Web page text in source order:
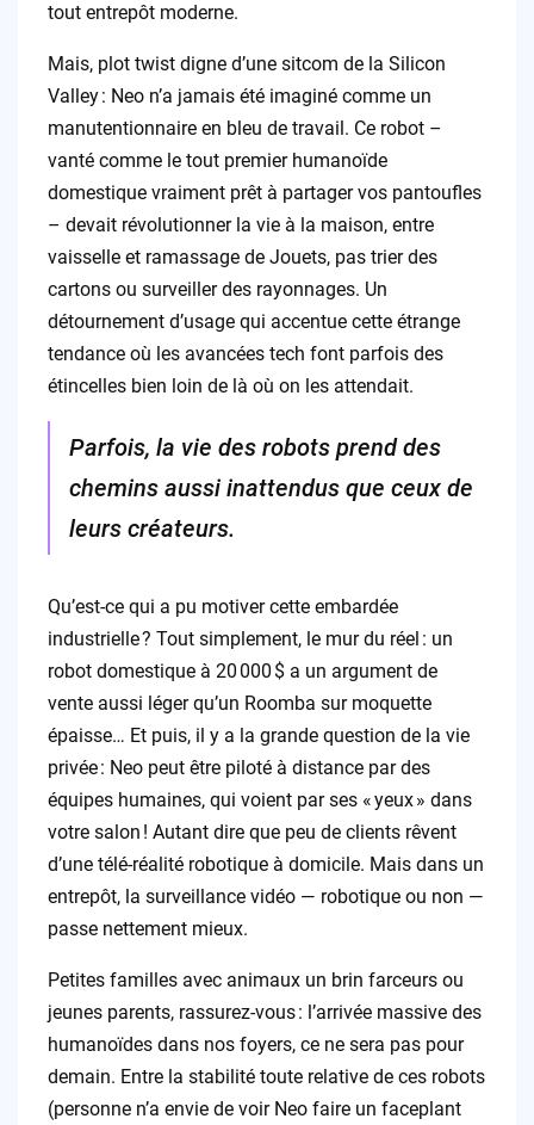
tout entrepôt moderne.
Mais, plot twist digne d’une sitcom de la Silicon
Valley : Neo n’a jamais été imaginé comme un
manutentionnaire en bleu de travail. Ce robot –
vanté comme le tout premier humanoïde
domestique vraiment prêt à partager vos pantoufles
– devait révolutionner la vie à la maison, entre
vaisselle et ramassage de Jouets, pas trier des
cartons ou surveiller des rayonnages. Un
détournement d’usage qui accentue cette étrange
tendance où les avancées tech font parfois des
étincelles bien loin de là où on les attendait.
Parfois, la vie des robots prend des
chemins aussi inattendus que ceux de
leurs créateurs.
Qu’est-ce qui a pu motiver cette embardée
industrielle ? Tout simplement, le mur du réel : un
robot domestique à 20 000 $ a un argument de
vente aussi léger qu’un Roomba sur moquette
épaisse… Et puis, il y a la grande question de la vie
privée : Neo peut être piloté à distance par des
équipes humaines, qui voient par ses « yeux » dans
votre salon ! Autant dire que peu de clients rêvent
d’une télé-réalité robotique à domicile. Mais dans un
entrepôt, la surveillance vidéo — robotique ou non —
passe nettement mieux.
Petites familles avec animaux un brin farceurs ou
jeunes parents, rassurez-vous : l’arrivée massive des
humanoïdes dans nos foyers, ce ne sera pas pour
demain. Entre la stabilité toute relative de ces robots
(personne n’a envie de voir Neo faire un faceplant